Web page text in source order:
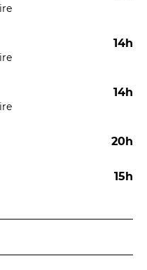
LA CUISINE
14h
14h
20h
15h